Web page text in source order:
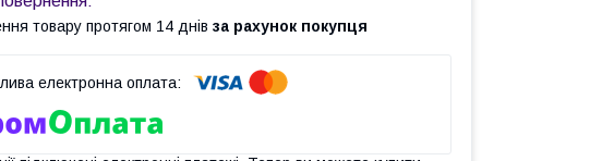
товару протягом 14 днів за рахунок покупця